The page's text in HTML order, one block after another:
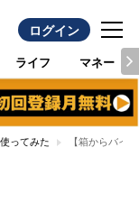
ログイン
ライフ マネー
ってみた 【箱からバイ